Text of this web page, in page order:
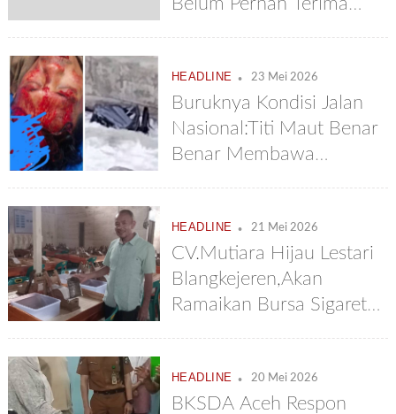
HEADLINE . 23 Mei 2026
Buruknya Kondisi Jalan
Nasional:Titi Maut Benar
Benar Membawa
HEADLINE . 21 Mei 2026
CV.Mutiara Hijau Lestari
Blangkejeren,Akan
Ramaikan Bursa Sigaret
HEADLINE . 20 Mei 2026
BKSDA Aceh Respon